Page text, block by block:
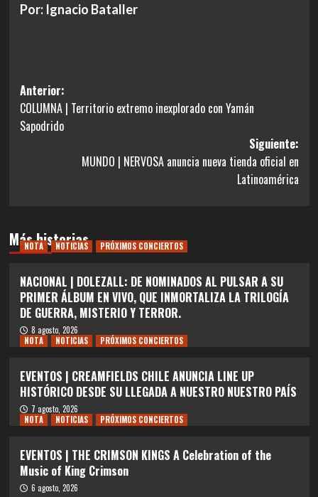
Por: Ignacio Bataller
Navegación
de
entradas
Anterior:
COLUMNA | Territorio extremo inexplorado con Yamán
Sapodrido
Siguiente:
MUNDO | NERVOSA anuncia nueva tienda oficial en
Latinoamérica
Más historias
NOTA NOTICIAS PRÓXIMOS CONCIERTOS
NACIONAL | DOLEZALL: DE NOMINADOS AL PULSAR A SU
PRIMER ÁLBUM EN VIVO, QUE INMORTALIZA LA TRILOGÍA
DE GUERRA, MISTERIO Y TERROR.
8 agosto, 2026
NOTA
NOTICIAS PRÓXIMOS CONCIERTOS
EVENTOS | CREAMFIELDS CHILE ANUNCIA LINE UP
HISTÓRICO DESDE SU LLEGADA A NUESTRO NUESTRO PAÍS
7 agosto, 2026
NOTA
NOTICIAS PRÓXIMOS CONCIERTOS
EVENTOS | THE CRIMSON KINGS A Celebration of the
Music of King Crimson
6 agosto, 2026